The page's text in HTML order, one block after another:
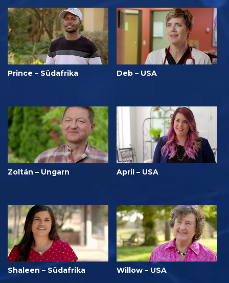
Prince – Südafrika Deb – USA
Zoltán – Ungarn April – USA
Shaleen – Südafrika Willow – USA